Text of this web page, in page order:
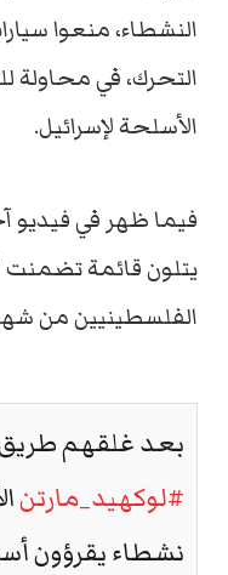
النشطاء، منعوا
التحرك، في
الأسلحة لإسرائيل.
فيما ظهر في فيديو
يتلون قائمة
الفلسطينيين من
بعد غلقهم
#لوكهيد_مارتن
نشطاء يقرؤون